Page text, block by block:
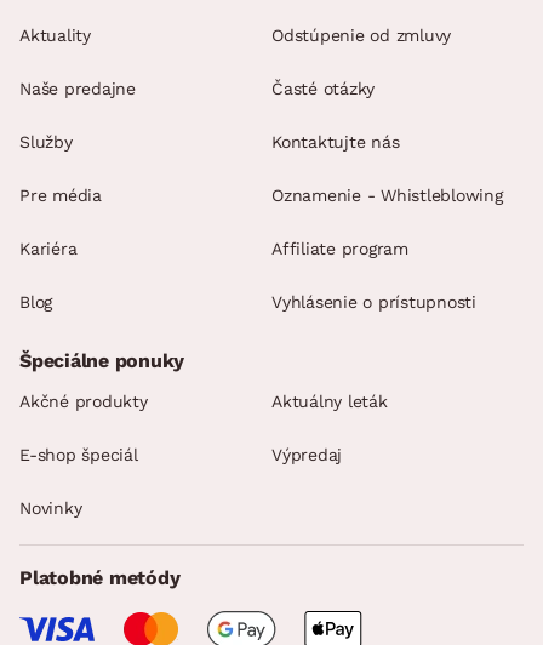
Aktuality
Naše predajne
Služby
Pre média
Kariéra
Blog
Odstúpenie od zmluvy
Časté otázky
Kontaktujte nás
Oznamenie - Whistleblowing
Affiliate program
Vyhlásenie o prístupnosti
Špeciálne ponuky
Akčné produkty Aktuálny leták
E-shop špeciál Výpredaj
Novinky
Platobné metódy